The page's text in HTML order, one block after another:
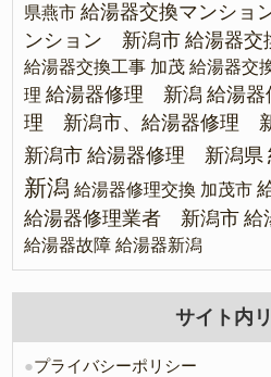
県燕市 給湯器交換マンシ
ンション 新潟市 給湯器
給湯器交換工事 加茂 給湯器交
理 給湯器修理 新潟 給湯
理 新潟市、給湯器修理 新
新潟市 給湯器修理 新潟県
新潟 給湯器修理交換 加茂市
給湯器修理業者 新潟市 給
給湯器故障 給湯器新潟
サイト内
●プライバシーポリシー